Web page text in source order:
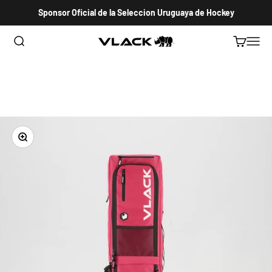
Sponsor Oficial de la Seleccion Uruguaya de Hockey
Abrir búsqueda VLACK HOCKEY URUGUAY AbrirAbrir
Zoom